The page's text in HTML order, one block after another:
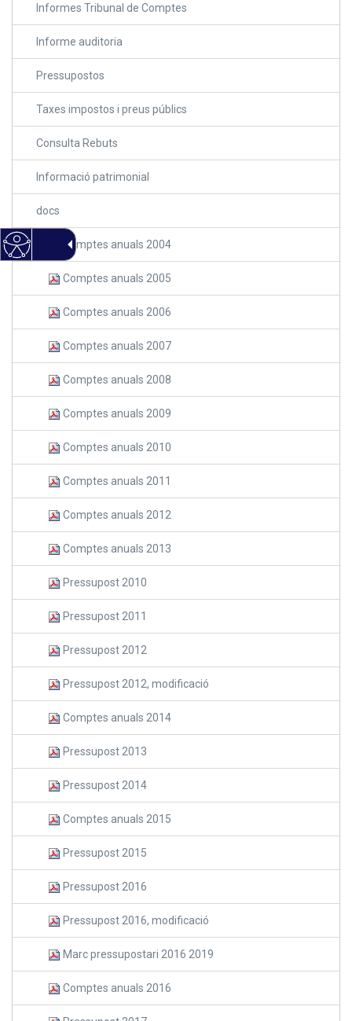
Informes Tribunal de Comptes
Informe auditoria
Pressupostos
Taxes impostos i preus públics
Consulta Rebuts
Informació patrimonial
docs
Comptes anuals 2004
Comptes anuals 2005
Comptes anuals 2006
Comptes anuals 2007
Comptes anuals 2008
Comptes anuals 2009
Comptes anuals 2010
Comptes anuals 2011
Comptes anuals 2012
Comptes anuals 2013
Pressupost 2010
Pressupost 2011
Pressupost 2012
Pressupost 2012, modificació
Comptes anuals 2014
Pressupost 2013
Pressupost 2014
Comptes anuals 2015
Pressupost 2015
Pressupost 2016
Pressupost 2016, modificació
Marc pressupostari 2016 2019
Comptes anuals 2016